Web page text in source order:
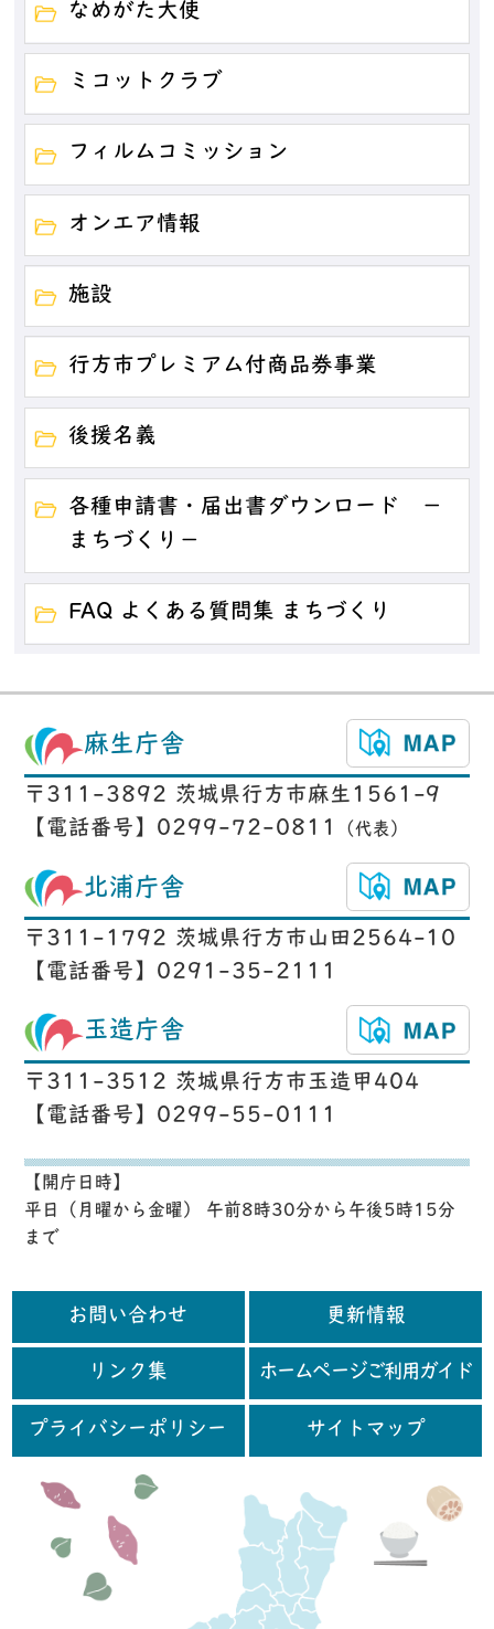
なめがた大使
ミコットクラブ
フィルムコミッション
オンエア情報
施設
行方市プレミアム付商品券事業
後援名義
各種申請書・届出書ダウンロード －
まちづくり－
FAQ よくある質問集 まちづくり
麻生庁舎
〒311-3892 茨城県行方市麻生1561-9
【電話番号】0299-72-0811
（代表）
北浦庁舎
〒311-1792 茨城県行方市山田2564-10
【電話番号】0291-35-2111
玉造庁舎
〒311-3512 茨城県行方市玉造甲404
【電話番号】0299-55-0111
【開庁日時】
平日（月曜から金曜） 午前8時30分から午後5時15分
まで
お問い合わせ 更新情報
リンク集 ホームページご利用ガイド
プライバシーポリシー サイトマップ